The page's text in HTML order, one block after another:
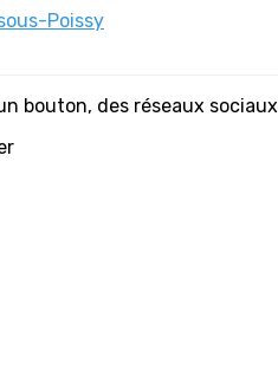
bouton, des réseaux sociaux